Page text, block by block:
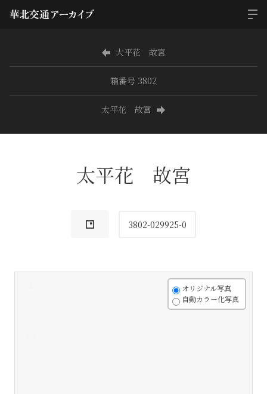
大平花 故宮
箱番号 3802
太平花 故宮
太平花 故宮
3802-029925-0
オリジナル写真
自動カラー化写真